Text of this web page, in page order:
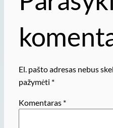
El. pašto adresas nebus
pažymėti *
Komentaras *